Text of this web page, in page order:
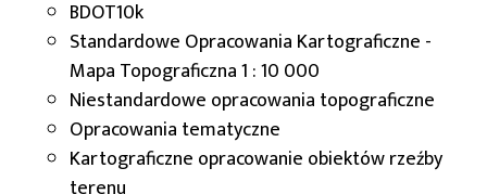
BDOT10k
Standardowe Opracowania Kartograficzne -
Mapa Topograficzna 1 : 10 000
Niestandardowe opracowania topograficzne
Opracowania tematyczne
Kartograficzne opracowanie obiektów rzeźby
dotacji